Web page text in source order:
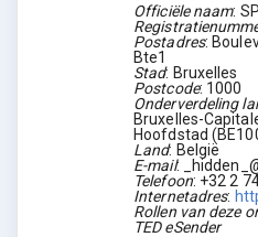
Officiële naam:
Postadres:
Bte1
Stad: Bruxelles
Postcode: 1000
Onderverdeling
Bruxelles-
Hoofdstad (
Land: België
E-mail:
Telefoon: +32 2
Internetadres:
Rollen van deze
TED eSender